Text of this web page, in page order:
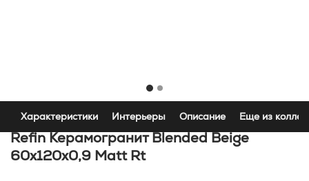
Характеристики Интерьеры Описание Еще из
Refin Керамогранит Blended Beige
60x120x0,9 Matt Rt